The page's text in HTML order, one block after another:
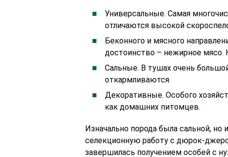
Универсальные. Самая
отличаются высокой
Беконного и мясного
достоинство – нежирное мясо.
Сальные. В тушах очень
откармливаются.
Декоративные. Особого
как домашних питомцев.
Изначально порода была сальной,
селекционную работу с дюрок-
завершилась получением особей с